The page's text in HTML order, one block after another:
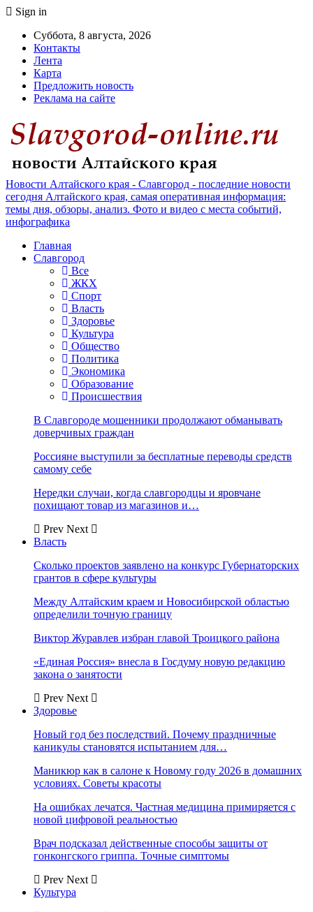
Sign in
Суббота, 8 августа, 2026
Контакты
Лента
Карта
Предложить новость
Реклама на сайте
Новости Алтайского края - Славгород - последние новости
сегодня Алтайского края, самая оперативная информация:
темы дня, обзоры, анализ. Фото и видео с места событий,
инфографика
Главная
Славгород
Все
ЖКХ
Спорт
Власть
Здоровье
Культура
Общество
Политика
Экономика
Образование
Происшествия
В Славгороде мошенники продолжают обманывать
доверчивых граждан
Россияне выступили за бесплатные переводы средств
самому себе
Нередки случаи, когда славгородцы и яровчане
похищают товар из магазинов и…
Prev Next
Власть
Сколько проектов заявлено на конкурс Губернаторских
грантов в сфере культуры
Между Алтайским краем и Новосибирской областью
определили точную границу
Виктор Журавлев избран главой Троицкого района
«Единая Россия» внесла в Госдуму новую редакцию
закона о занятости
Prev Next
Здоровье
Новый год без последствий. Почему праздничные
каникулы становятся испытанием для…
Маникюр как в салоне к Новому году 2026 в домашних
условиях. Советы красоты
На ошибках лечатся. Частная медицина примиряется с
новой цифровой реальностью
Врач подсказал действенные способы защиты от
гонконгского гриппа. Точные симптомы
Prev Next
Культура